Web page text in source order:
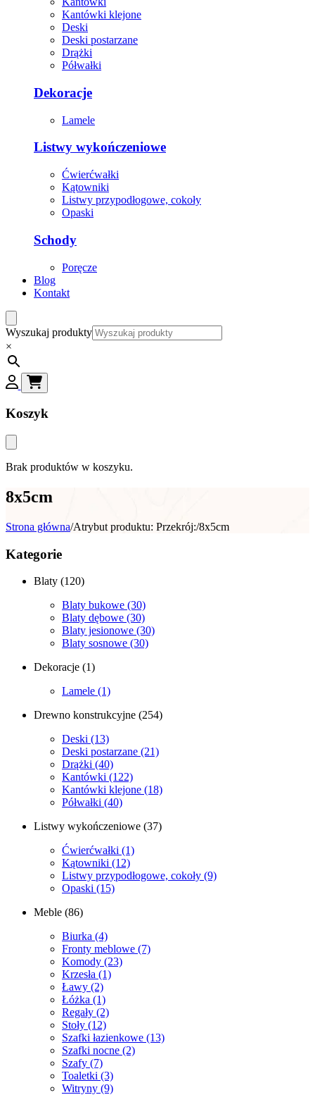
Kantówki klejone
Deski
Deski postarzane
Drążki
Półwałki
Dekoracje
Lamele
Listwy wykończeniowe
Ćwierćwałki
Kątowniki
Listwy przypodłogowe, cokoły
Opaski
Schody
Poręcze
Blog
Kontakt
Wyszukaj produkty
×
Koszyk
Brak produktów w koszyku.
8x5cm
Strona główna/Atrybut produktu: Przekrój:/8x5cm
Kategorie
Blaty (120)
Blaty bukowe (30)
Blaty dębowe (30)
Blaty jesionowe (30)
Blaty sosnowe (30)
Dekoracje (1)
Lamele (1)
Drewno konstrukcyjne (254)
Deski (13)
Deski postarzane (21)
Drążki (40)
Kantówki (122)
Kantówki klejone (18)
Półwałki (40)
Listwy wykończeniowe (37)
Ćwierćwałki (1)
Kątowniki (12)
Listwy przypodłogowe, cokoły (9)
Opaski (15)
Meble (86)
Biurka (4)
Fronty meblowe (7)
Komody (23)
Krzesła (1)
Ławy (2)
Łóżka (1)
Regały (2)
Stoły (12)
Szafki łazienkowe (13)
Szafki nocne (2)
Szafy (7)
Toaletki (3)
Witryny (9)